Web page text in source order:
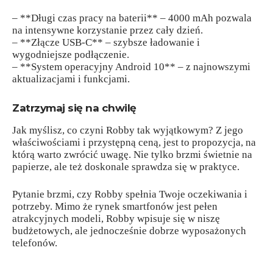
– **Długi czas pracy na baterii** – 4000 mAh pozwala
na intensywne korzystanie przez cały dzień.
– **Złącze USB-C** – szybsze ładowanie i
wygodniejsze podłączenie.
– **System operacyjny Android 10** – z najnowszymi
aktualizacjami i funkcjami.
Zatrzymaj się na chwilę
Jak myślisz, co czyni Robby tak wyjątkowym? Z jego
właściwościami i przystępną ceną, jest to propozycja, na
którą warto zwrócić uwagę. Nie tylko brzmi świetnie na
papierze, ale też doskonale sprawdza się w praktyce.
Pytanie brzmi, czy Robby spełnia Twoje oczekiwania i
potrzeby. Mimo że rynek smartfonów jest pełen
atrakcyjnych modeli, Robby wpisuje się w niszę
budżetowych, ale jednocześnie dobrze wyposażonych
telefonów.